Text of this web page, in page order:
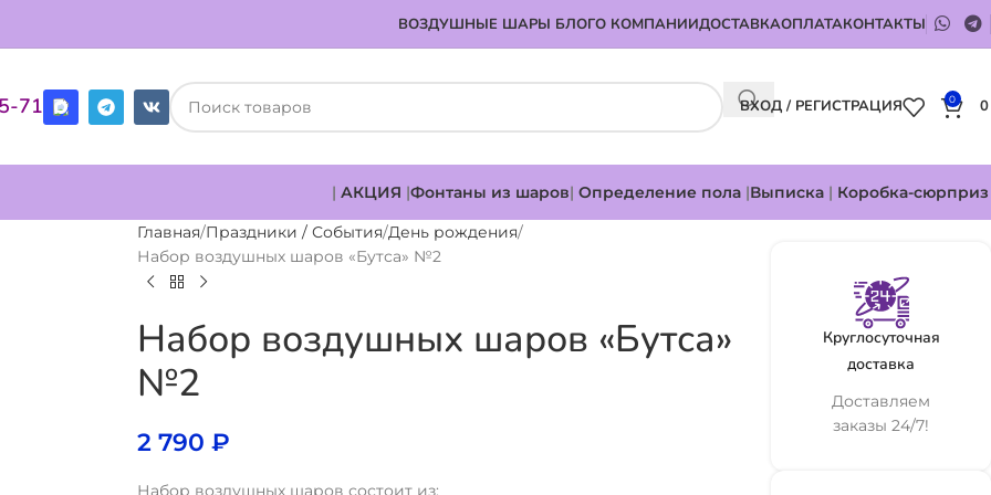
ВОЗДУШНЫЕ ШАРЫ БЛОГО КОМПАНИИДОСТАВКАОПЛАТАКОНТАКТЫ
71 ВХОД / РЕГИСТРАЦИЯ 0
| АКЦИЯ |Фонтаны из шаров| Определение пола |Выписка | Коробка-сюрприз
Главная Праздники / События День рождения
Набор воздушных шаров «Бутса» №2
Набор воздушных шаров «Бутса»
№2
2 790₽
Набор воздушных шаров состоит из:
Круглосуточная
доставка
Доставляем
заказы 24/7!